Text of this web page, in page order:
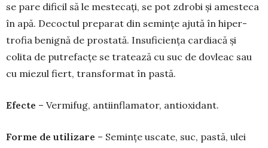
se pare dificil să le mes­tecați, se pot zdrobi și amesteca
în apă. De­coc­tul preparat din se­mințe ajută în hiper­
trofia benignă de prostată. Insuficiența cardiacă și
colita de putrefacțe se tratează cu suc de dovleac sau
cu miezul fiert, transformat în pastă.
Efecte – Vermifug, antiinflamator, antioxidant.
Forme de utilizare – Semințe uscate, suc, pastă, ulei